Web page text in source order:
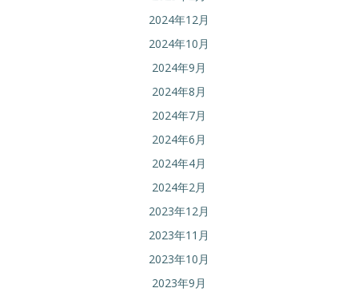
2024年12月
2024年10月
2024年9月
2024年8月
2024年7月
2024年6月
2024年4月
2024年2月
2023年12月
2023年11月
2023年10月
2023年9月